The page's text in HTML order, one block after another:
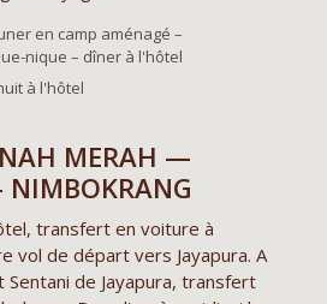
en camp aménagé –
nique – dîner à l'hôtel
à l'hôtel
MERAH —
transfert en voiture à
vol de départ vers Jayapura. A
de Jayapura, transfert